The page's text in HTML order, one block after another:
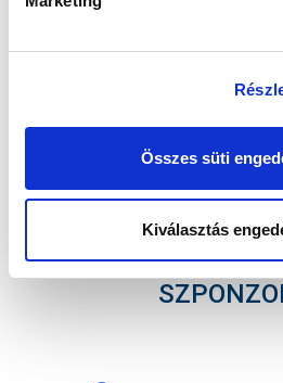
Összes süti
Kiválasztás
Elfogadom az